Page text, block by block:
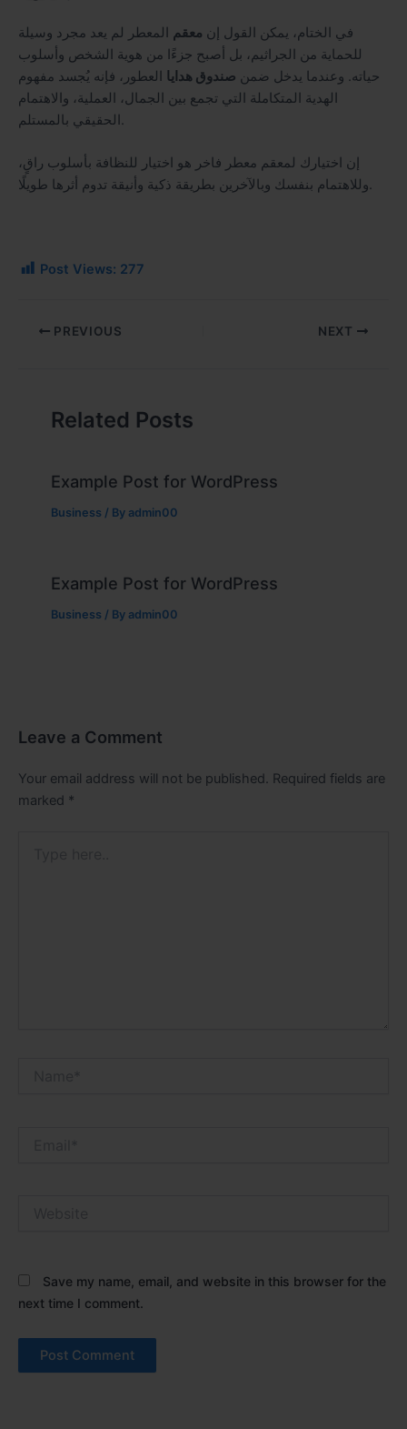
في الختام، يمكن القول إن معقم المعطر لم يعد مجرد وسيلة
للحماية من الجراثيم، بل أصبح جزءًا من هوية الشخص وأسلوب
حياته. وعندما يدخل ضمن صندوق هدايا العطور، فإنه يُجسد مفهوم
الهدية المتكاملة التي تجمع بين الجمال، العملية، والاهتمام
الحقيقي بالمستلم.
إن اختيارك لمعقم معطر فاخر هو اختيار للنظافة بأسلوب راقٍ،
وللاهتمام بنفسك وبالآخرين بطريقة ذكية وأنيقة تدوم أثرها طويلًا.
Post Views: 277
PREVIOUS NEXT
Related Posts
Example Post for WordPress
Business / By admin00
Example Post for WordPress
Business / By admin00
Leave a Comment
Your email address will not be published. Required fields are
marked *
Save my name, email, and website in this browser for the
next time I comment.